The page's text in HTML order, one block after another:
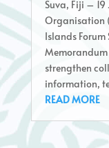
Suva, Fiji – 19
Organisation
Islands Forum
strengthen
information,
READ MORE